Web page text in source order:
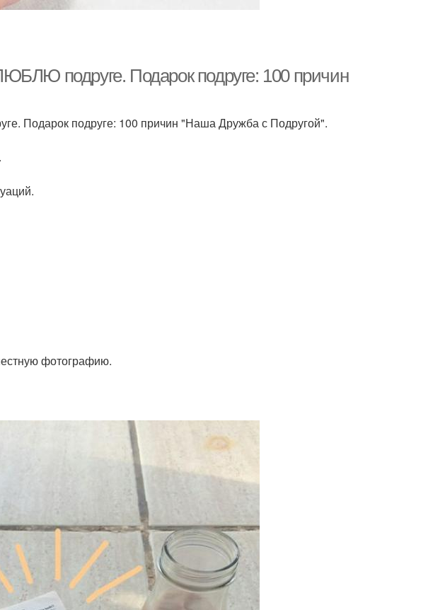
подруге. Подарок подруге: 100 причин
Подарок подруге: 100 причин "Наша Дружба с Подругой".
фотографию.